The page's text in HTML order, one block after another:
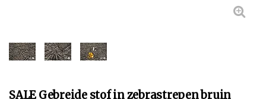
SALE Gebreide stof in zebrastrepen bruin